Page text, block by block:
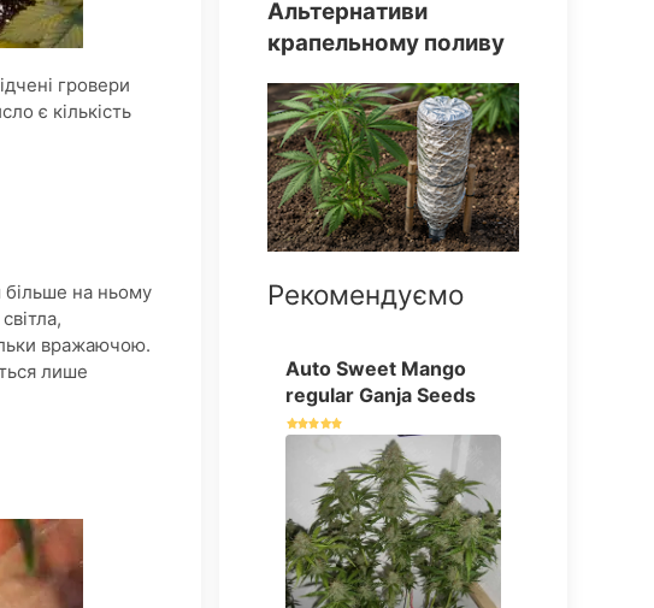
гровери
є кількість
на ньому
вражаючою.
лише
Альтернативи
крапельному поливу
Рекомендуємо
Auto Sweet Mango
regular Ganja Seeds